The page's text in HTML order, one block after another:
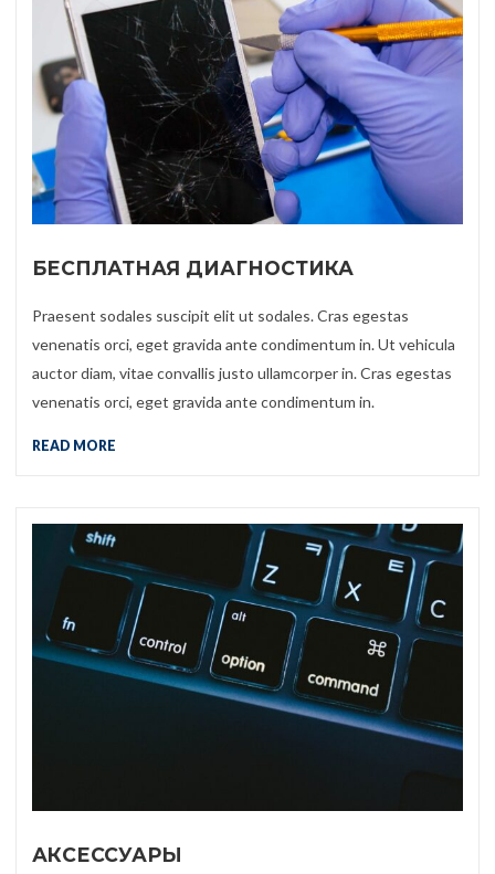
БЕСПЛАТНАЯ ДИАГНОСТИКА
Praesent sodales suscipit elit ut sodales. Cras egestas
venenatis orci, eget gravida ante condimentum in. Ut vehicula
auctor diam, vitae convallis justo ullamcorper in. Cras egestas
venenatis orci, eget gravida ante condimentum in.
READ MORE
АКСЕССУАРЫ